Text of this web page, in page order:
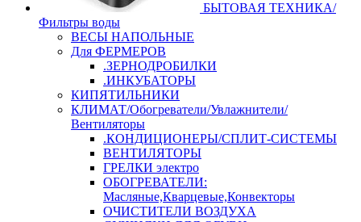
БЫТОВАЯ ТЕХНИКА/
Фильтры воды
ВЕСЫ НАПОЛЬНЫЕ
Для ФЕРМЕРОВ
.ЗЕРНОДРОБИЛКИ
.ИНКУБАТОРЫ
КИПЯТИЛЬНИКИ
КЛИМАТ/Обогреватели/Увлажнители/
Вентиляторы
.КОНДИЦИОНЕРЫ/СПЛИТ-СИСТЕМЫ
ВЕНТИЛЯТОРЫ
ГРЕЛКИ электро
ОБОГРЕВАТЕЛИ:
Масляные,Кварцевые,Конвекторы
ОЧИСТИТЕЛИ ВОЗДУХА